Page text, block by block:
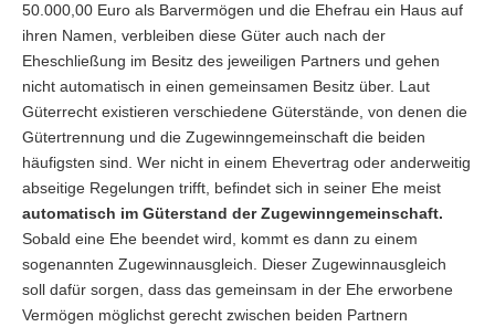
50.000,00 Euro als Barvermögen und die Ehefrau ein Haus auf
ihren Namen, verbleiben diese Güter auch nach der
Eheschließung im Besitz des jeweiligen Partners und gehen
nicht automatisch in einen gemeinsamen Besitz über. Laut
Güterrecht existieren verschiedene Güterstände, von denen die
Gütertrennung und die Zugewinngemeinschaft die beiden
häufigsten sind. Wer nicht in einem Ehevertrag oder anderweitig
abseitige Regelungen trifft, befindet sich in seiner Ehe meist
automatisch im Güterstand der Zugewinngemeinschaft.
Sobald eine Ehe beendet wird, kommt es dann zu einem
sogenannten Zugewinnausgleich. Dieser Zugewinnausgleich
soll dafür sorgen, dass das gemeinsam in der Ehe erworbene
Vermögen möglichst gerecht zwischen beiden Partnern